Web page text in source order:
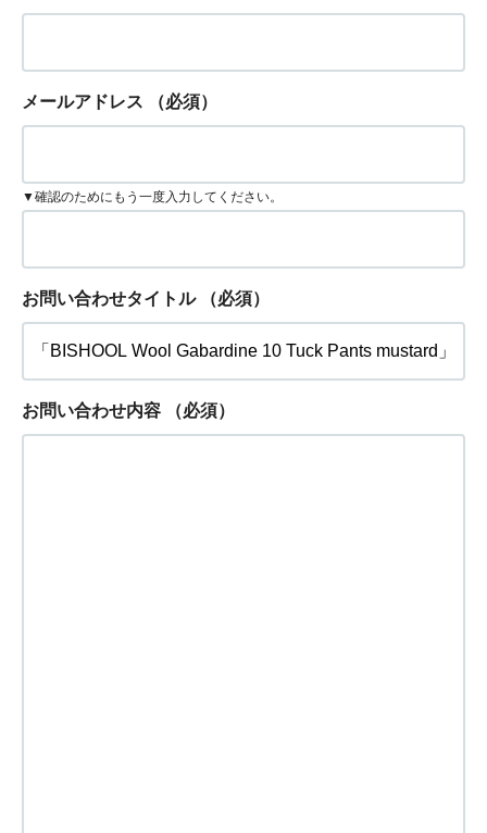
メールアドレス （必須）
▼確認のためにもう一度入力してください。
お問い合わせタイトル （必須）
お問い合わせ内容 （必須）